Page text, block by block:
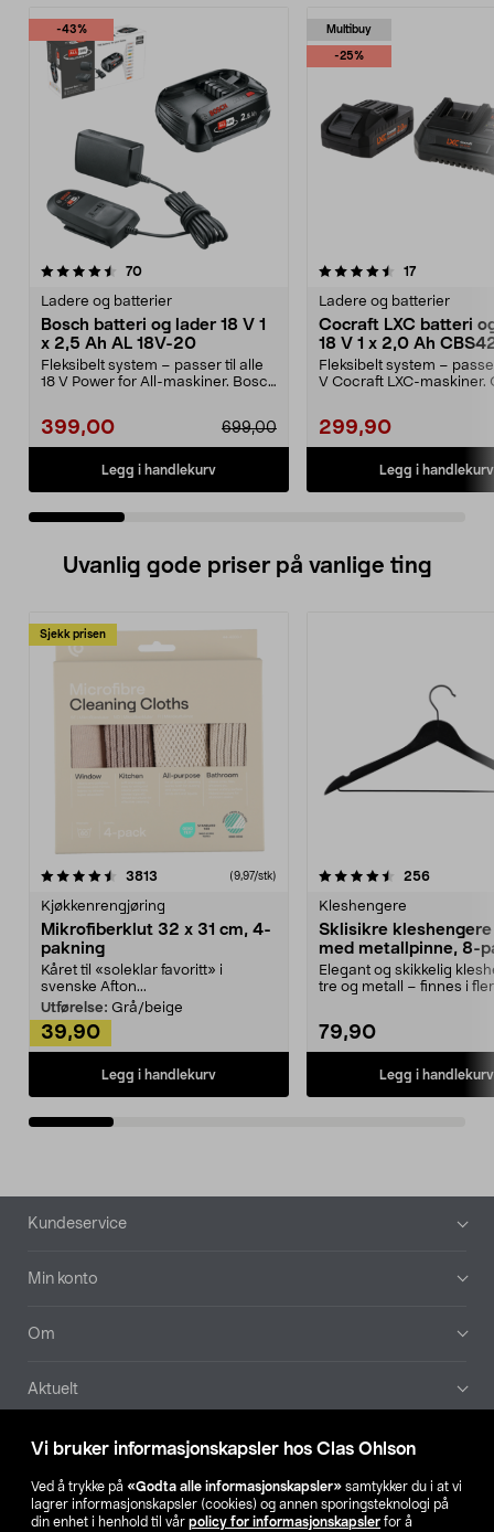
Vi bruker informasjonskapsler hos Clas Ohlson
Ved å trykke på «Godta alle informasjonskapsler» samtykker du i at vi
lagrer informasjonskapsler (cookies) og annen sporingsteknologi på
din enhet i henhold til vår policy for informasjonskapsler for å
-43%
70anmeldelser
Ladere og batterier
Bosch batteri og lader 18 V 1
x 2,5 Ah AL 18V-20
Fleksibelt system – passer til alle
18 V Power for All-maskiner. Bosch
399,00 699,00
Legg i handlekurv
Multibuy
-25%
4.5 av 5 stjerner 17anmeldelser
Ladere og batterier
Cocraft LXC batteri
18 V 1 x 2,0 Ah
Fleksibelt system –
V Cocraft LXC-maskiner.
299,90
Legg i handlekurv
4.5 av 5 stjerner
Uvanlig gode priser på vanlige ting
Sjekk prisen
3813 anmeldelser(9,97/stk)
Kjøkkenrengjøring
Mikrofiberklut 32 x 31 cm, 4-
pakning
Kåret til «soleklar favoritt» i
svenske Afton...
Utførelse: Grå/beige
39,90
Legg i handlekurv
4.5av 5 stjerner 256
Kleshengere
Sklisikre
med metallpinne, 8-
Elegant og skikkelig
tre og metall – finnes i
79,90
Legg i handlekurv
4.5av 5 stjerner
Bunntekst
Kundeservice
Min konto
Om
Aktuelt
Våre selskaper
Finn din butikk